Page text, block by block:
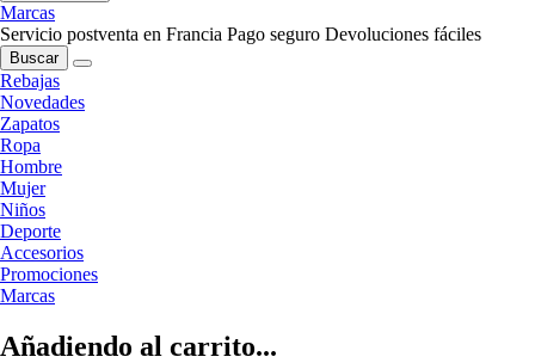
Marcas
Servicio postventa en Francia Pago seguro Devoluciones fáciles
Buscar
Rebajas
Novedades
Zapatos
Ropa
Hombre
Mujer
Niños
Deporte
Accesorios
Promociones
Marcas
Añadiendo al carrito...